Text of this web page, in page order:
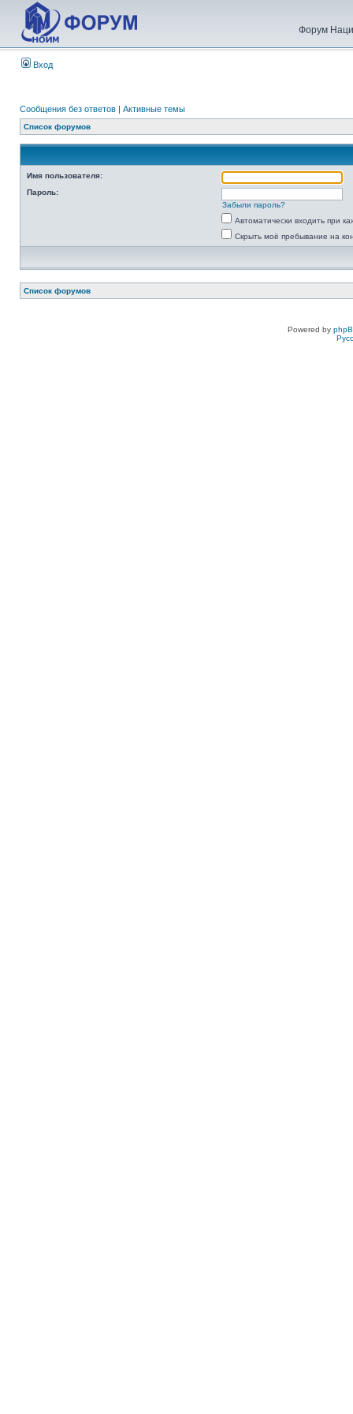
Форум
Вход
Сообщения без ответов | Активные темы
Список форумов
Имя пользователя:
Пароль:
Забыли пароль?
Автоматически входить при
Скрыть моё пребывание на
Список форумов
Powered by